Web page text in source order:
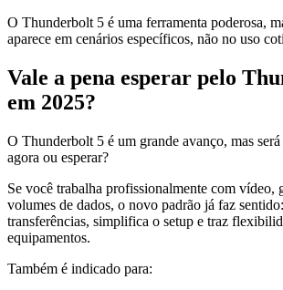
O Thunderbolt 5 é uma ferramenta poderosa,
aparece em cenários específicos, não no uso
Vale a pena esperar pelo
em 2025?
O Thunderbolt 5 é um grande avanço, mas
agora ou esperar?
Se você trabalha profissionalmente com vídeo,
volumes de dados, o novo padrão já faz
transferências, simplifica o setup e traz
equipamentos.
Também é indicado para: